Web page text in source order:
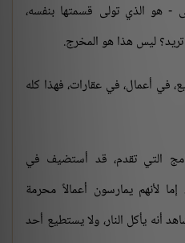
- هو الذي تولى قسمتها بنفسه،
ليس هذا هو المخرج.
في أعمال، في عقارات، فهذا كله
التي تقدم، قد أستضيف في
إما لأنهم يمارسون أعمالاً محرمة
أنه يأكل النار، ولا يستطيع أحد